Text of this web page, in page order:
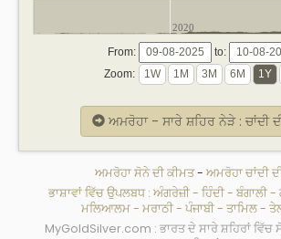
2020
From:
to:
Zoom:
ਅਮਰੋਹਾ - ਸਾਰੇ ਸ਼ਹਿਰ ਨੇੜੇ : ਚਾਂਦੀ
ਅਮਰੋਹਾ ਸੋਨੇ ਦੀ ਕੀਮਤ- ਅਮਰੋਹਾ ਚਾਂਦੀ
ਭਾਸ਼ਾਵਾਂ ਵਿੱਚ ਉਪਲਬਧ : ਅੰਗਰੇਜ਼ੀ- ਹਿੰਦੀ- ਬੰਗਾਲੀ-
ਮਲਿਆਲਮ- ਮਰਾਠੀ- ਪੰਜਾਬੀ- ਤਾਮਿਲ-
MyGoldSilver.com : ਭਾਰਤ ਦੇ ਸਾਰੇ ਸ਼ਹਿਰਾਂ ਵਿੱਚ